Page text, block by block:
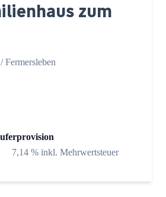
zum
Fermersleben
7,14 % inkl. Mehrwertsteuer